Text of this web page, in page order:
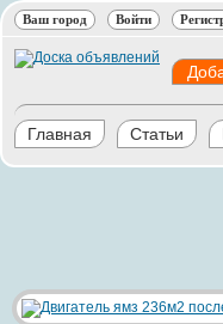
Ваш город Войти
Главная Статьи